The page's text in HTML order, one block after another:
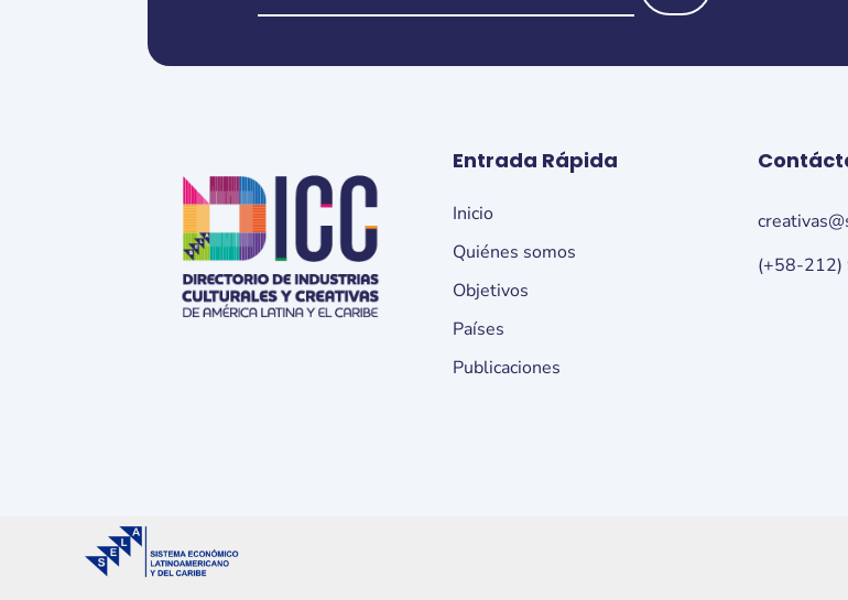
Entrada Rápida
Inicio
Quiénes somos
Objetivos
Países
Publicaciones
(+58-212)